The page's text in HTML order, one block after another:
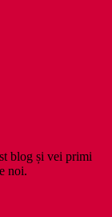
blog și vei primi
noi.